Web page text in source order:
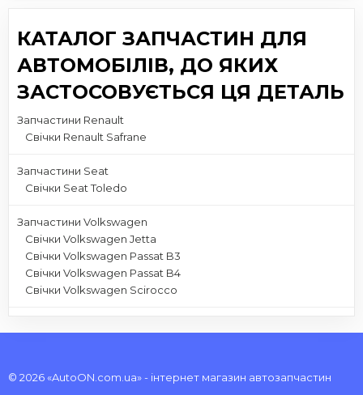
КАТАЛОГ ЗАПЧАСТИН ДЛЯ
АВТОМОБІЛІВ, ДО ЯКИХ
ЗАСТОСОВУЄТЬСЯ ЦЯ ДЕТАЛЬ
Запчастини Renault
Свічки Renault Safrane
Запчастини Seat
Свічки Seat Toledo
Запчастини Volkswagen
Свічки Volkswagen Jetta
Свічки Volkswagen Passat B3
Свічки Volkswagen Passat B4
Свічки Volkswagen Scirocco
© 2026 «AutoON.com.ua» - інтернет магазин автозапчастин